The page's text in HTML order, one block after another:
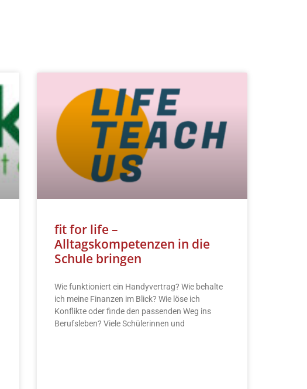
fit for life –
Alltagskompetenzen in die
Schule bringen
Wie funktioniert ein Handyvertrag? Wie behalte
ich meine Finanzen im Blick? Wie löse ich
Konflikte oder finde den passenden Weg ins
Berufsleben? Viele Schülerinnen und